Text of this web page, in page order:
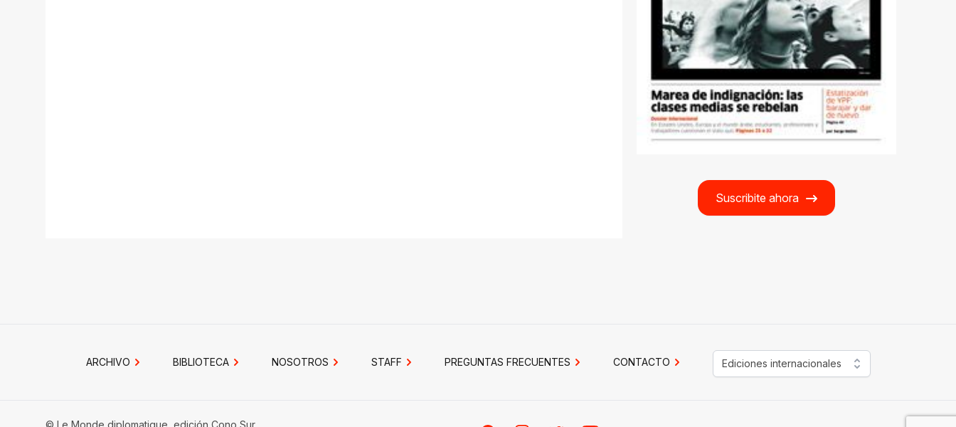
Suscribite ahora
ARCHIVO BIBLIOTECA NOSOTROS STAFF PREGUNTAS FRECUENTES CONTACTO Ediciones internacionales
© Le Monde diplomatique, edición Cono Sur.